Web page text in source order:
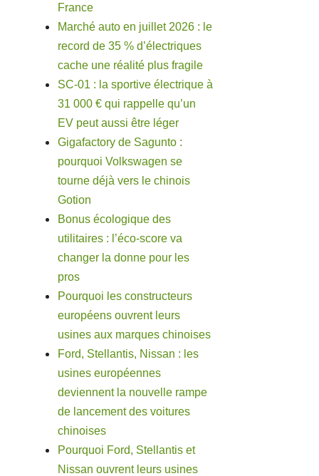
France
Marché auto en juillet 2026 : le
record de 35 % d’électriques
cache une réalité plus fragile
SC-01 : la sportive électrique à
31 000 € qui rappelle qu’un
EV peut aussi être léger
Gigafactory de Sagunto :
pourquoi Volkswagen se
tourne déjà vers le chinois
Gotion
Bonus écologique des
utilitaires : l’éco-score va
changer la donne pour les
pros
Pourquoi les constructeurs
européens ouvrent leurs
usines aux marques chinoises
Ford, Stellantis, Nissan : les
usines européennes
deviennent la nouvelle rampe
de lancement des voitures
chinoises
Pourquoi Ford, Stellantis et
Nissan ouvrent leurs usines